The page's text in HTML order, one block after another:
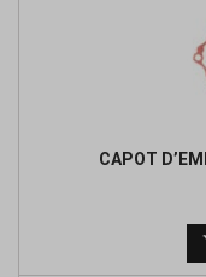
CAPOT